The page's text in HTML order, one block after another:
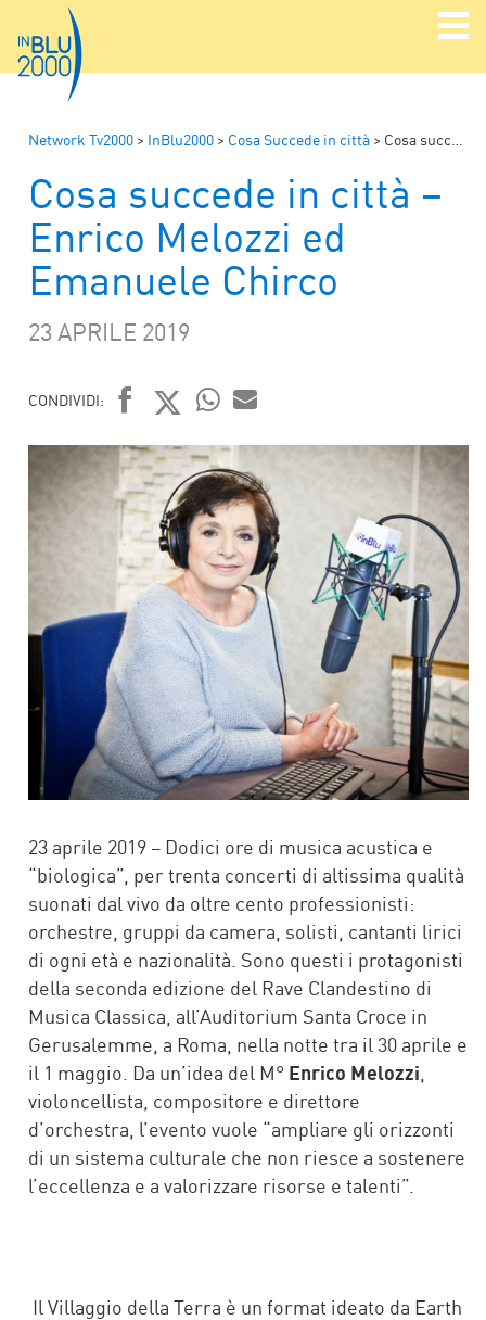
Network Tv2000 > InBlu2000 > Cosa Succede in città > Cosa succede in città – Enrico Melozzi ed Emanuele Chirco
Cosa succede in città –
Enrico Melozzi ed
Emanuele Chirco
23 APRILE 2019
CONDIVIDI:
FACEBOOK
TWITTER
WHATSAPP
MAIL
23 aprile 2019 – Dodici ore di musica acustica e
“biologica”, per trenta concerti di altissima qualità
suonati dal vivo da oltre cento professionisti:
orchestre, gruppi da camera, solisti, cantanti lirici
di ogni età e nazionalità. Sono questi i protagonisti
della seconda edizione del Rave Clandestino di
Musica Classica, all’Auditorium Santa Croce in
Gerusalemme, a Roma, nella notte tra il 30 aprile e
il 1 maggio. Da un’idea del M° Enrico Melozzi
violoncellista, compositore e direttore
d’orchestra, l’evento vuole “ampliare gli orizzonti
di un sistema culturale che non riesce a sostenere
l’eccellenza e a valorizzare risorse e talenti”.
Il Villaggio della Terra è un format ideato da Earth